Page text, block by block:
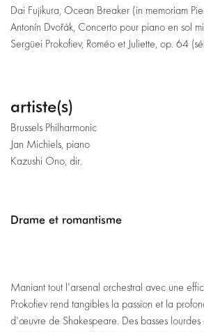
Dai Fujikura, Ocean Breaker (in memoriam
Antonín Dvořák, Concerto pour piano en sol
Sergüei Prokofiev, Roméo et Juliette, op. 64
artiste(s)
Brussels Philharmonic
Jan Michiels, piano
Kazushi Ono, dir.
Drame et romantisme
Maniant tout l'arsenal orchestral avec une
Prokofiev rend tangibles la passion et la
d'œuvre de Shakespeare. Des basses lourdes